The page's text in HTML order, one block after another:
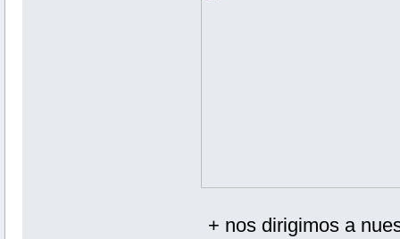
+ nos dirigimos a